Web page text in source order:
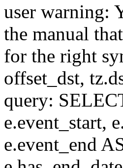
user warning:
the manual
for the right
offset_dst,
query:
e.event_start,
e.event_end